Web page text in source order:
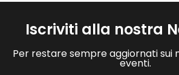
Iscriviti alla nostra
Per restare sempre aggiornati sui
eventi.